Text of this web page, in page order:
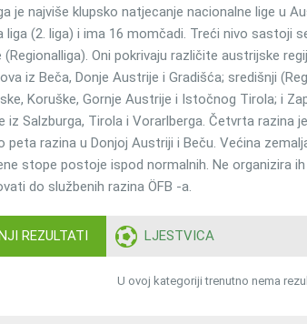
je najviše klupsko natjecanje nacionalne lige u
liga (2. liga) i ima 16 momčadi. Treći nivo sastoji
(Regionalliga). Oni pokrivaju različite austrijske
iz Beča, Donje Austrije i Gradišća; središnji
Koruške, Gornje Austrije i Istočnog Tirola; i
iz Salzburga, Tirola i Vorarlberga. Četvrta razina
peta razina u Donjoj Austriji i Beču. Većina
stope postoje ispod normalnih. Ne organizira
do službenih razina ÖFB -a.
REZULTATI LJESTVICA
U ovoj kategoriji trenutno nema